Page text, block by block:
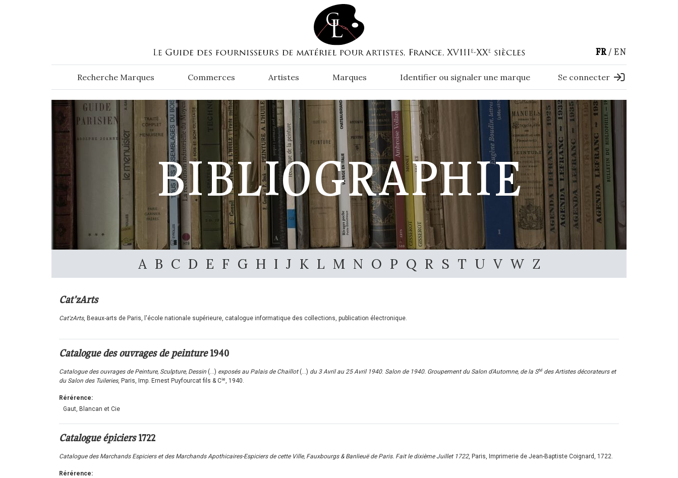
FR EN
Recherche Marques Commerces Artistes Marques Identifier ou signaler une marque Se connecter
BIBLIOGRAPHIE
A B C D E F G H I J K L M N O P Q R S T U V W Z
Cat'zArts
Cat'zArts, Beaux-arts de Paris, l'école nationale supérieure, catalogue informatique des collections, publication électronique.
Catalogue des ouvrages de peinture1940
Catalogue des ouvrages de Peinture, Sculpture, Dessin (...) exposés au Palais de Chaillot(...) du 3 Avril au 25 Avril 1940. Salon de 1940. Groupement du Salon d'Automne, de la Stédes Artistes décorateurs et
du Salon des Tuileries, Paris, Imp. Ernest Puyfourcat fils & Cie, 1940.
Rérérence:
Gaut, Blancan et Cie
Catalogue épiciers1722
Catalogue des Marchands Espiciers et des Marchands Apothicaires-Espiciers de cette Ville, Fauxbourgs & Banlieuë de Paris. Fait le dixième Juillet 1722, Paris, Imprimerie de Jean-Baptiste Coignard, 1722.
Rérérence: